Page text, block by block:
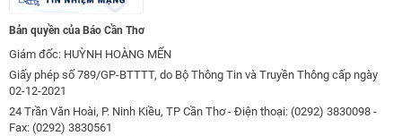
Bản quyền của Báo Cần Thơ
Giám đốc: HUỲNH HOÀNG MẾN
Giấy phép số 789/GP-BTTTT, do Bộ Thông Tin và Truyền Thông cấp ngày
02-12-2021
24 Trần Văn Hoài, P. Ninh Kiều, TP Cần Thơ - Điện thoại: (0292) 3830098 -
Fax: (0292) 3830561